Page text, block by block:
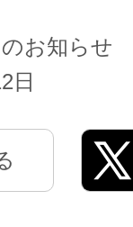
お知らせ
日